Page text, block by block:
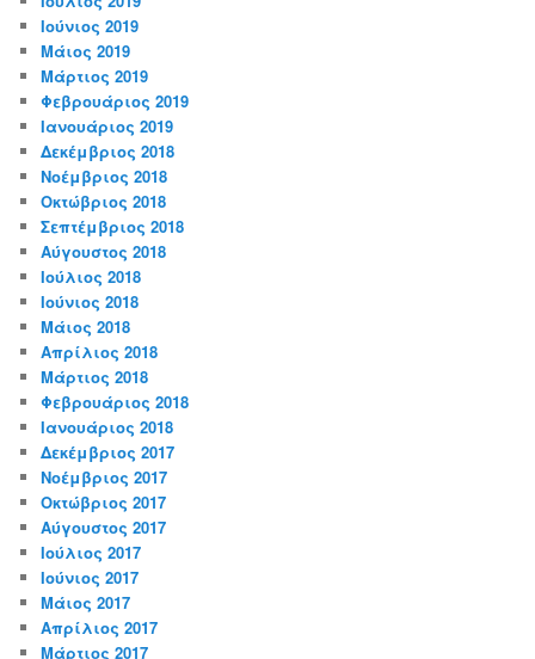
Ιούνιος 2019
Μάιος 2019
Μάρτιος 2019
Φεβρουάριος 2019
Ιανουάριος 2019
Δεκέμβριος 2018
Νοέμβριος 2018
Οκτώβριος 2018
Σεπτέμβριος 2018
Αύγουστος 2018
Ιούλιος 2018
Ιούνιος 2018
Μάιος 2018
Απρίλιος 2018
Μάρτιος 2018
Φεβρουάριος 2018
Ιανουάριος 2018
Δεκέμβριος 2017
Νοέμβριος 2017
Οκτώβριος 2017
Αύγουστος 2017
Ιούλιος 2017
Ιούνιος 2017
Μάιος 2017
Απρίλιος 2017
Μάρτιος 2017